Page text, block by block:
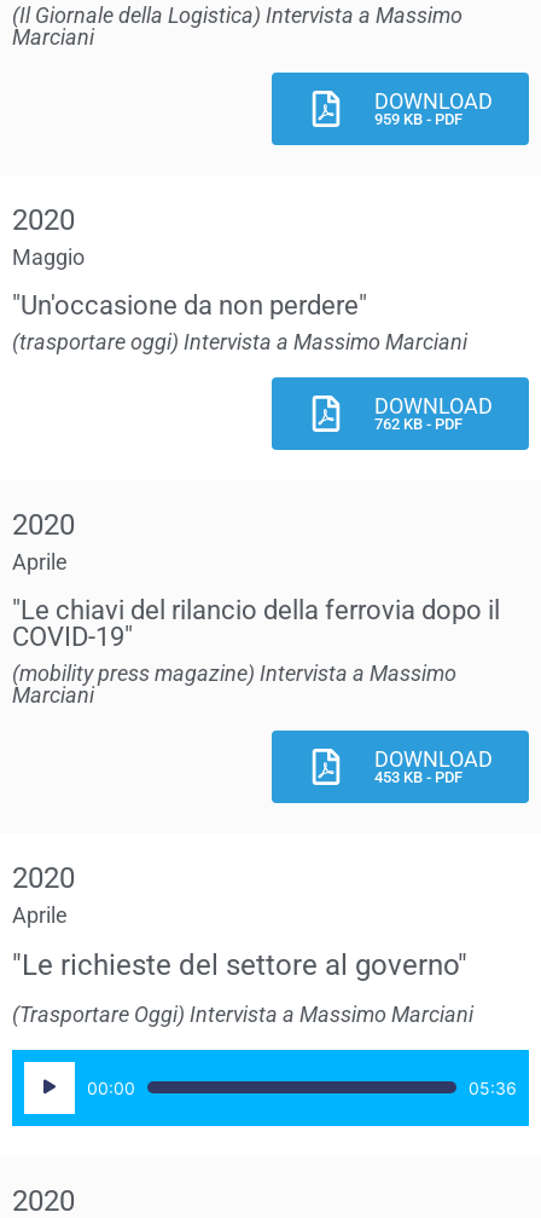
(Il Giornale della Logistica) Intervista a Massimo
Marciani
DOWNLOAD
959 KB - PDF
2020
Maggio
"Un'occasione da non perdere"
(trasportare oggi) Intervista a Massimo Marciani
DOWNLOAD
762 KB - PDF
2020
Aprile
"Le chiavi del rilancio della ferrovia dopo il
COVID-19"
(mobility press magazine) Intervista a Massimo
Marciani
DOWNLOAD
453 KB - PDF
2020
Aprile
"Le richieste del settore al governo"
(Trasportare Oggi) Intervista a Massimo Marciani
Player
00:00 05:36
2020